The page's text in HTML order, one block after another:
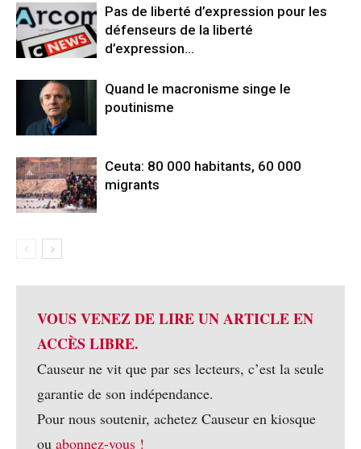
Pas de liberté d’expression pour les
défenseurs de la liberté
d’expression…
Quand le macronisme singe le
poutinisme
Ceuta: 80 000 habitants, 60 000
migrants
VOUS VENEZ DE LIRE UN ARTICLE EN
ACCÈS LIBRE.
Causeur ne vit que par ses lecteurs, c’est la seule
garantie de son indépendance.
Pour nous soutenir, achetez Causeur en kiosque
ou abonnez-vous !